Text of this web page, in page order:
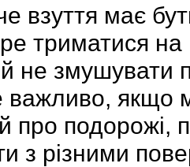
взуття має
триматися на
не змушувати
якщо
про подорожі,
з різними